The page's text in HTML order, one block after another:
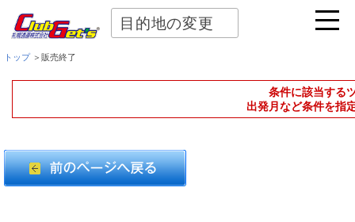
目的地の変更
トップ＞販売終了
条件に該当する
出発月など条件を指